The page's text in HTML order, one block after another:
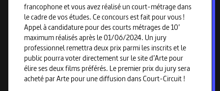
francophone et vous avez réalisé un court-métrage dans
le cadre de vos études. Ce concours est fait pour vous !
Appel à candidature pour des courts métrages de 10’
maximum réalisés après le 01/06/2024. Un jury
professionnel remettra deux prix parmi les inscrits et le
public pourra voter directement sur le site d’Arte pour
élire ses deux films préférés. Le premier prix du jury sera
acheté par Arte pour une diffusion dans Court-Circuit !